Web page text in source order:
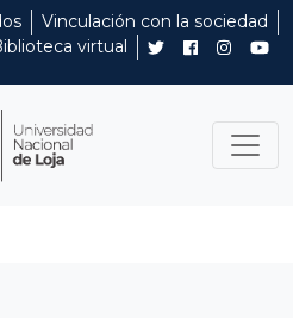
Vinculación con la sociedad
virtual